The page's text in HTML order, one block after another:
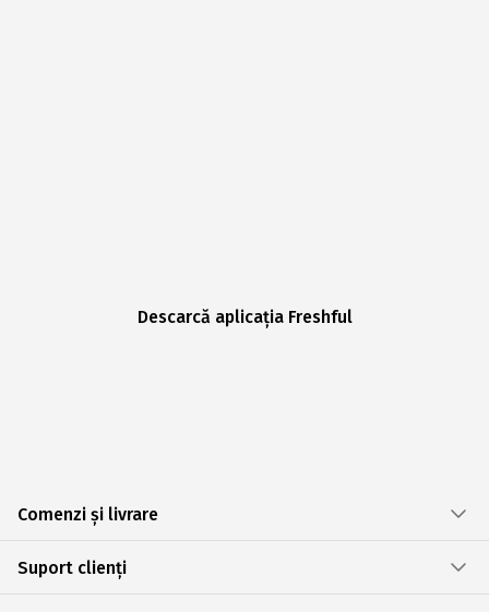
Descarcă aplicația Freshful
Comenzi și livrare
Suport clienți